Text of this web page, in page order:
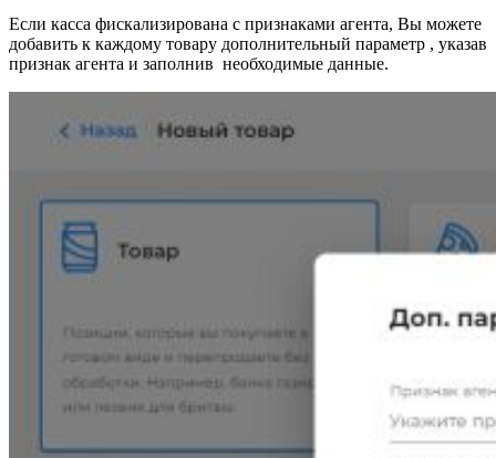
Если касса фискализирована с признаками агента, Вы можете
добавить к каждому товару дополнительный параметр , указав
признак агента и заполнив необходимые данные.